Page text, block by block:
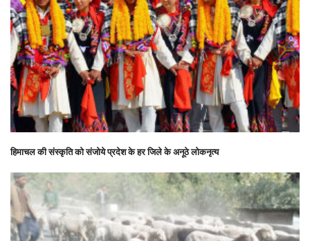
हिमाचल की संस्कृति को संजोये प्रदेश के हर जिले के अनूठे लोकनृत्य